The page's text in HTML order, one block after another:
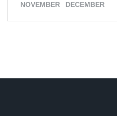
NOVEMBER
DECEMBER